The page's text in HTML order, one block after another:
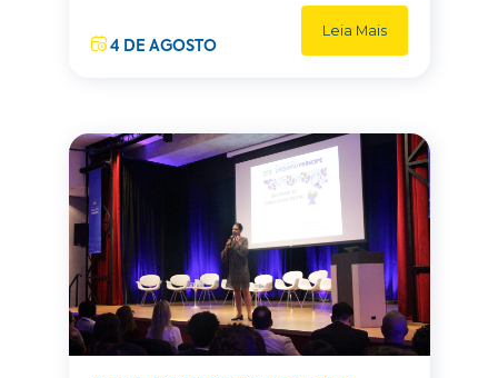
4 DE AGOSTO
Leia Mais